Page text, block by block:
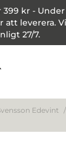
399 kr -
leverera.
27/7.
Edevint /